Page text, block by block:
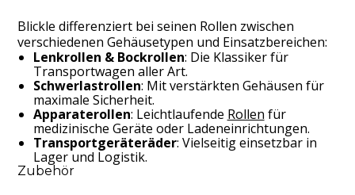
Blickle differenziert bei seinen Rollen zwischen
verschiedenen Gehäusetypen und Einsatzbereichen:
Lenkrollen & Bockrollen: Die Klassiker für
Transportwagen aller Art.
Schwerlastrollen: Mit verstärkten Gehäusen für
maximale Sicherheit.
Apparaterollen: Leichtlaufende Rollen für
medizinische Geräte oder Ladeneinrichtungen.
Transportgeräteräder: Vielseitig einsetzbar in
Lager und Logistik.
Zubehör